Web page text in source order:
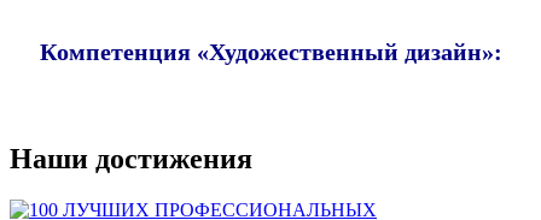
Компетенция «Художественный дизайн»:
Наши достижения